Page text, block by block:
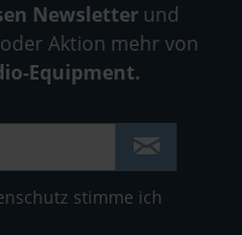
Newsletter und
Aktion mehr von
Equipment.
stimme ich